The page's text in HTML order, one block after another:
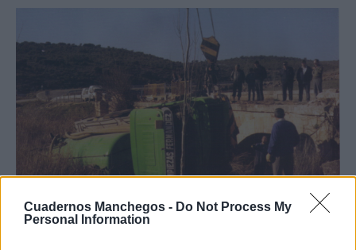
Cuadernos Manchegos - Do Not Process My
Personal Information